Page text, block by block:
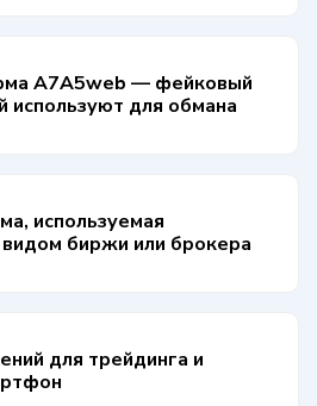
A7A5web — фейковый
используют для обмана
используемая
биржи или брокера
для трейдинга и